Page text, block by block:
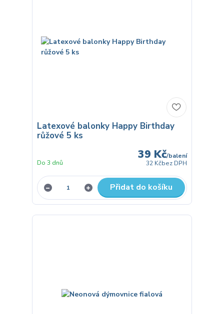
Latexové balonky Happy Birthday
růžové 5 ks
39 Kč/balení
32 Kčbez DPH
Do 3 dnů
Přidat do košíku